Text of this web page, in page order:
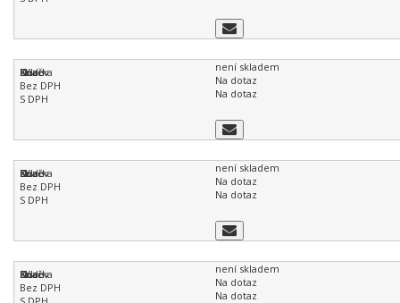
není skladem
Na dotaz
Na dotaz
není skladem
Na dotaz
Na dotaz
není skladem
Na dotaz
Na dotaz